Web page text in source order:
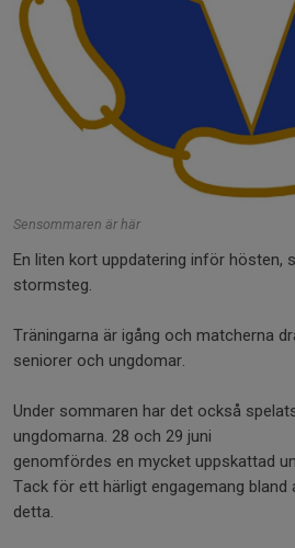
Sensommaren är här
En liten kort uppdatering inför hösten,
stormsteg.
Träningarna är igång och matcherna
seniorer och ungdomar.
Under sommaren har det också
ungdomarna. 28 och 29 juni
genomfördes en mycket uppskattad
Tack för ett härligt engagemang bland
detta.